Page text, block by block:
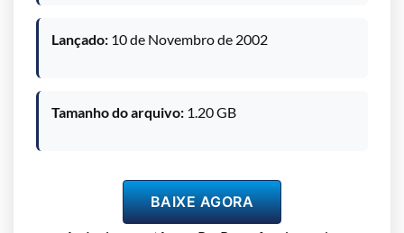
Lançado: 10 de Novembro de 2002
Tamanho do arquivo: 1.20 GB
BAIXE AGORA